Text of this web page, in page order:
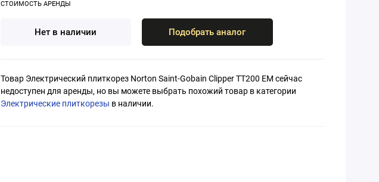
Нет в наличии Подобрать аналог
Товар Электрический плиткорез Norton Saint-Gobain Clipper TT200 EM сейчас
недоступен для аренды, но вы можете выбрать похожий товар в категории
Электрические плиткорезы в наличии.